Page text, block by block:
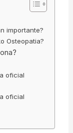
importante?
Osteopatia?
oficial
oficial